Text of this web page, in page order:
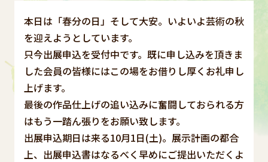
本日は「春分の日」そして大安。いよいよ芸術の秋
を迎えようとしています。
只今出展申込を受付中です。既に申し込みを頂きま
した会員の皆様にはこの場をお借りし厚くお礼申し
上げます。
最後の作品仕上げの追い込みに奮闘しておられる方
はもう一踏ん張りをお願い致します。
出展申込期日は来る10月1日(土)。展示計画の都合
上、出展申込書はなるべく早めにご提出いただくよ